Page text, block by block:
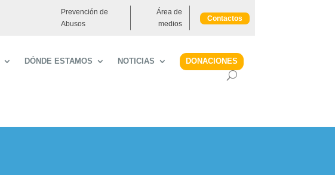
Prevención de
Abusos
Área de
medios
Contactos
DÓNDE ESTAMOS NOTICIAS DONACIONES